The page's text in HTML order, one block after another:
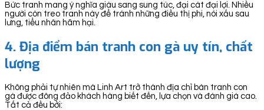
Bức tranh mang ý nghĩa giàu sang sung túc, đại cát đại lợi. Nhiều
người còn treo tranh này để tránh những điều thị phi, nói xấu sau
lưng, tiểu nhân hãm hại.
4. Địa điểm bán tranh con gà uy tín, chất
lượng
Không phải tự nhiên mà Linh Art trở thành địa chỉ bán tranh con
gà được đông đảo khách hàng biết đến, lựa chọn và đánh giá cao.
Tất cả đều bởi: